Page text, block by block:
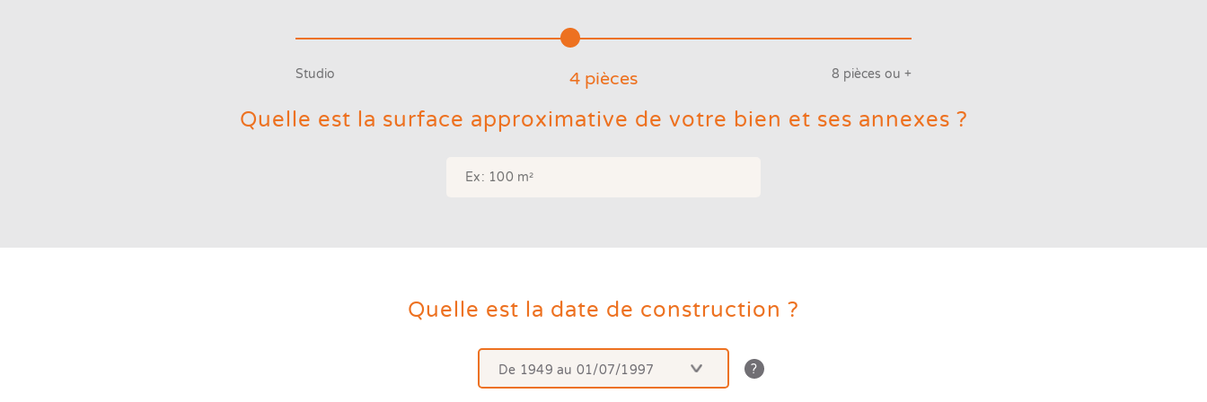
Studio 4 pièces 8 pièces ou +
Quelle est la surface approximative de votre bien et ses annexes ?
Quelle est la date de construction ?
La
De 1949 au 01/07/1997